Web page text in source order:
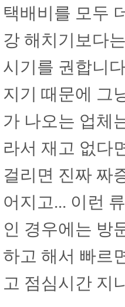
택배비를 모두
강 해치기보다
시기를 권합니
지기 때문에 그
가 나오는 업체
라서 재고 없다
걸리면 진짜 짜
어지고... 이런
인 경우에는 방
하고 해서 빠르
고 점심시간 지